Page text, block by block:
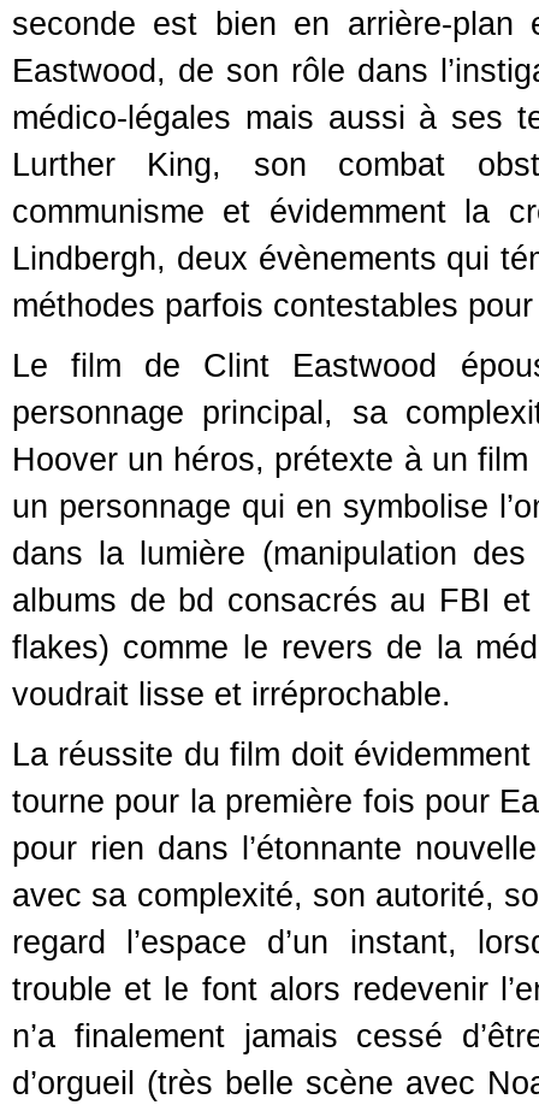
seconde est bien en arrière-plan
Eastwood, de son rôle dans
médico-légales mais aussi à ses
Lurther King, son combat
communisme et évidemment la
Lindbergh, deux évènements qui
méthodes parfois contestables
Le film de Clint Eastwood
personnage principal, sa
Hoover un héros, prétexte à un
un personnage qui en symbolise
dans la lumière (manipulation
albums de bd consacrés au FBI
flakes) comme le revers de la
voudrait lisse et irréprochable.
La réussite du film doit
tourne pour la première fois pour
pour rien dans l’étonnante
avec sa complexité, son autorité,
regard l’espace d’un instant,
trouble et le font alors redevenir
n’a finalement jamais cessé
d’orgueil (très belle scène avec